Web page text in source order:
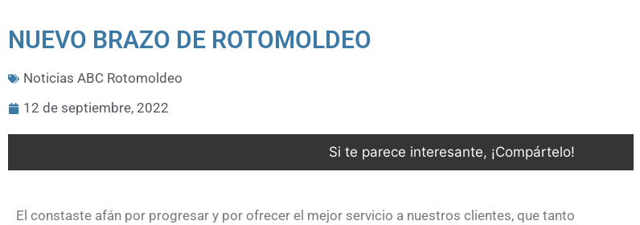
NUEVO BRAZO DE ROTOMOLDEO
Noticias ABC Rotomoldeo
12 de septiembre, 2022
Si te parece interesante, ¡Compártelo!
El constaste afán por progresar y por ofrecer el mejor servicio a nuestros clientes, que tanto